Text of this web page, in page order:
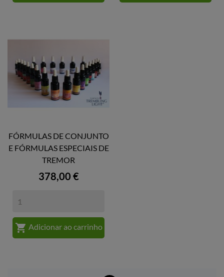
FÓRMULAS DE CONJUNTO
E FÓRMULAS ESPECIAIS DE
TREMOR
Preço
378,00 €
 Adicionar ao carrinho